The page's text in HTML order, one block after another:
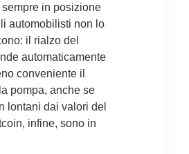
in posizione
automobilisti non lo
il rialzo del
automaticamente
conveniente il
pompa, anche se
lontani dai valori del
infine, sono in